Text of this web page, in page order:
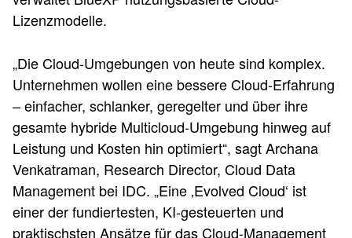
Lizenzmodelle.
„Die Cloud-Umgebungen von heute sind komplex.
Unternehmen wollen eine bessere Cloud-Erfahrung
– einfacher, schlanker, geregelter und über ihre
gesamte hybride Multicloud-Umgebung hinweg auf
Leistung und Kosten hin optimiert“, sagt Archana
Venkatraman, Research Director, Cloud Data
Management bei IDC. „Eine ‚Evolved Cloud‘ ist
einer der fundiertesten, KI-gesteuerten und
praktischsten Ansätze für das Cloud-Management